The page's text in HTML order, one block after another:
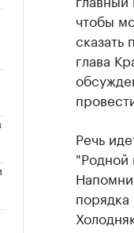
чтобы
сказать
глава
Речь
"Родной